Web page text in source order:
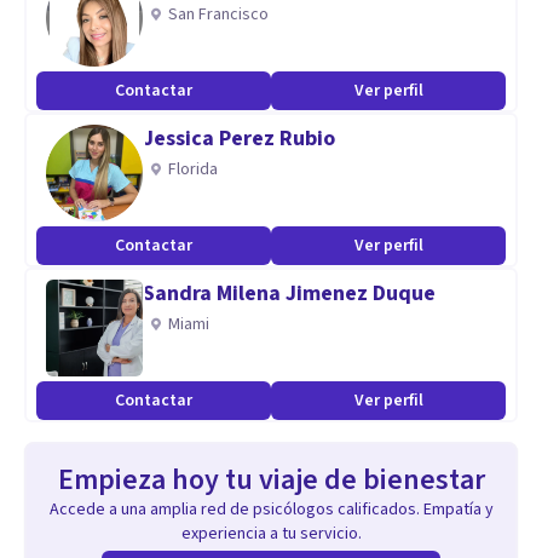
San Francisco
Contactar Ver perfil
Jessica Perez Rubio
Florida
Contactar Ver perfil
Sandra Milena Jimenez Duque
Miami
Contactar Ver perfil
Empieza hoy tu viaje de bienestar
Accede a una amplia red de psicólogos calificados. Empatía y
experiencia a tu servicio.